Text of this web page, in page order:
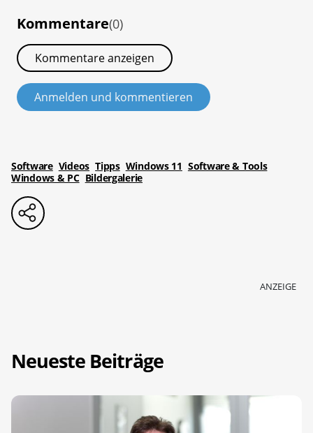
Kommentare(0)
Kommentare anzeigen
Anmelden und kommentieren
Software Videos Tipps Windows 11 Software & Tools
Windows & PC Bildergalerie
ANZEIGE
Neueste Beiträge